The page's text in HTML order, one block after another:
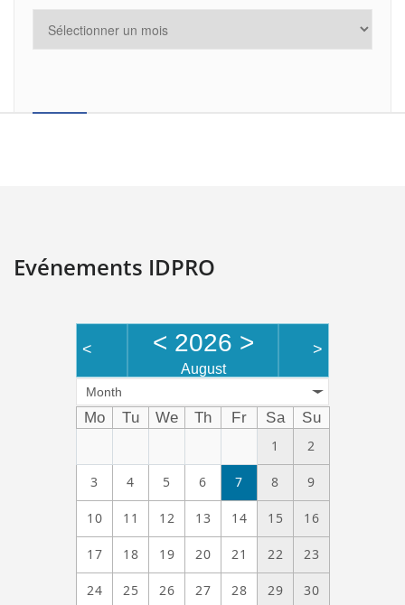
Evénements IDPRO
< < 2026 >
August
>
Month
Mo Tu We Th Fr Sa
Su
1
2
3 4 5 6 7 8 9
10 11 12 13 14 15 16
17 18 19 20 21 22 23
24 25 26 27 28 29 30